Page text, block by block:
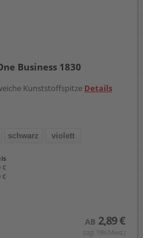
Business 1830
Kunststoffspitze Details
schwarz violett
€
€
AB 2,89 €
(zzgl. 19% Mwst.)